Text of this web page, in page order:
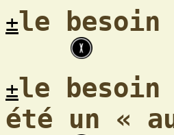
±le besoin
±le besoin
été un «